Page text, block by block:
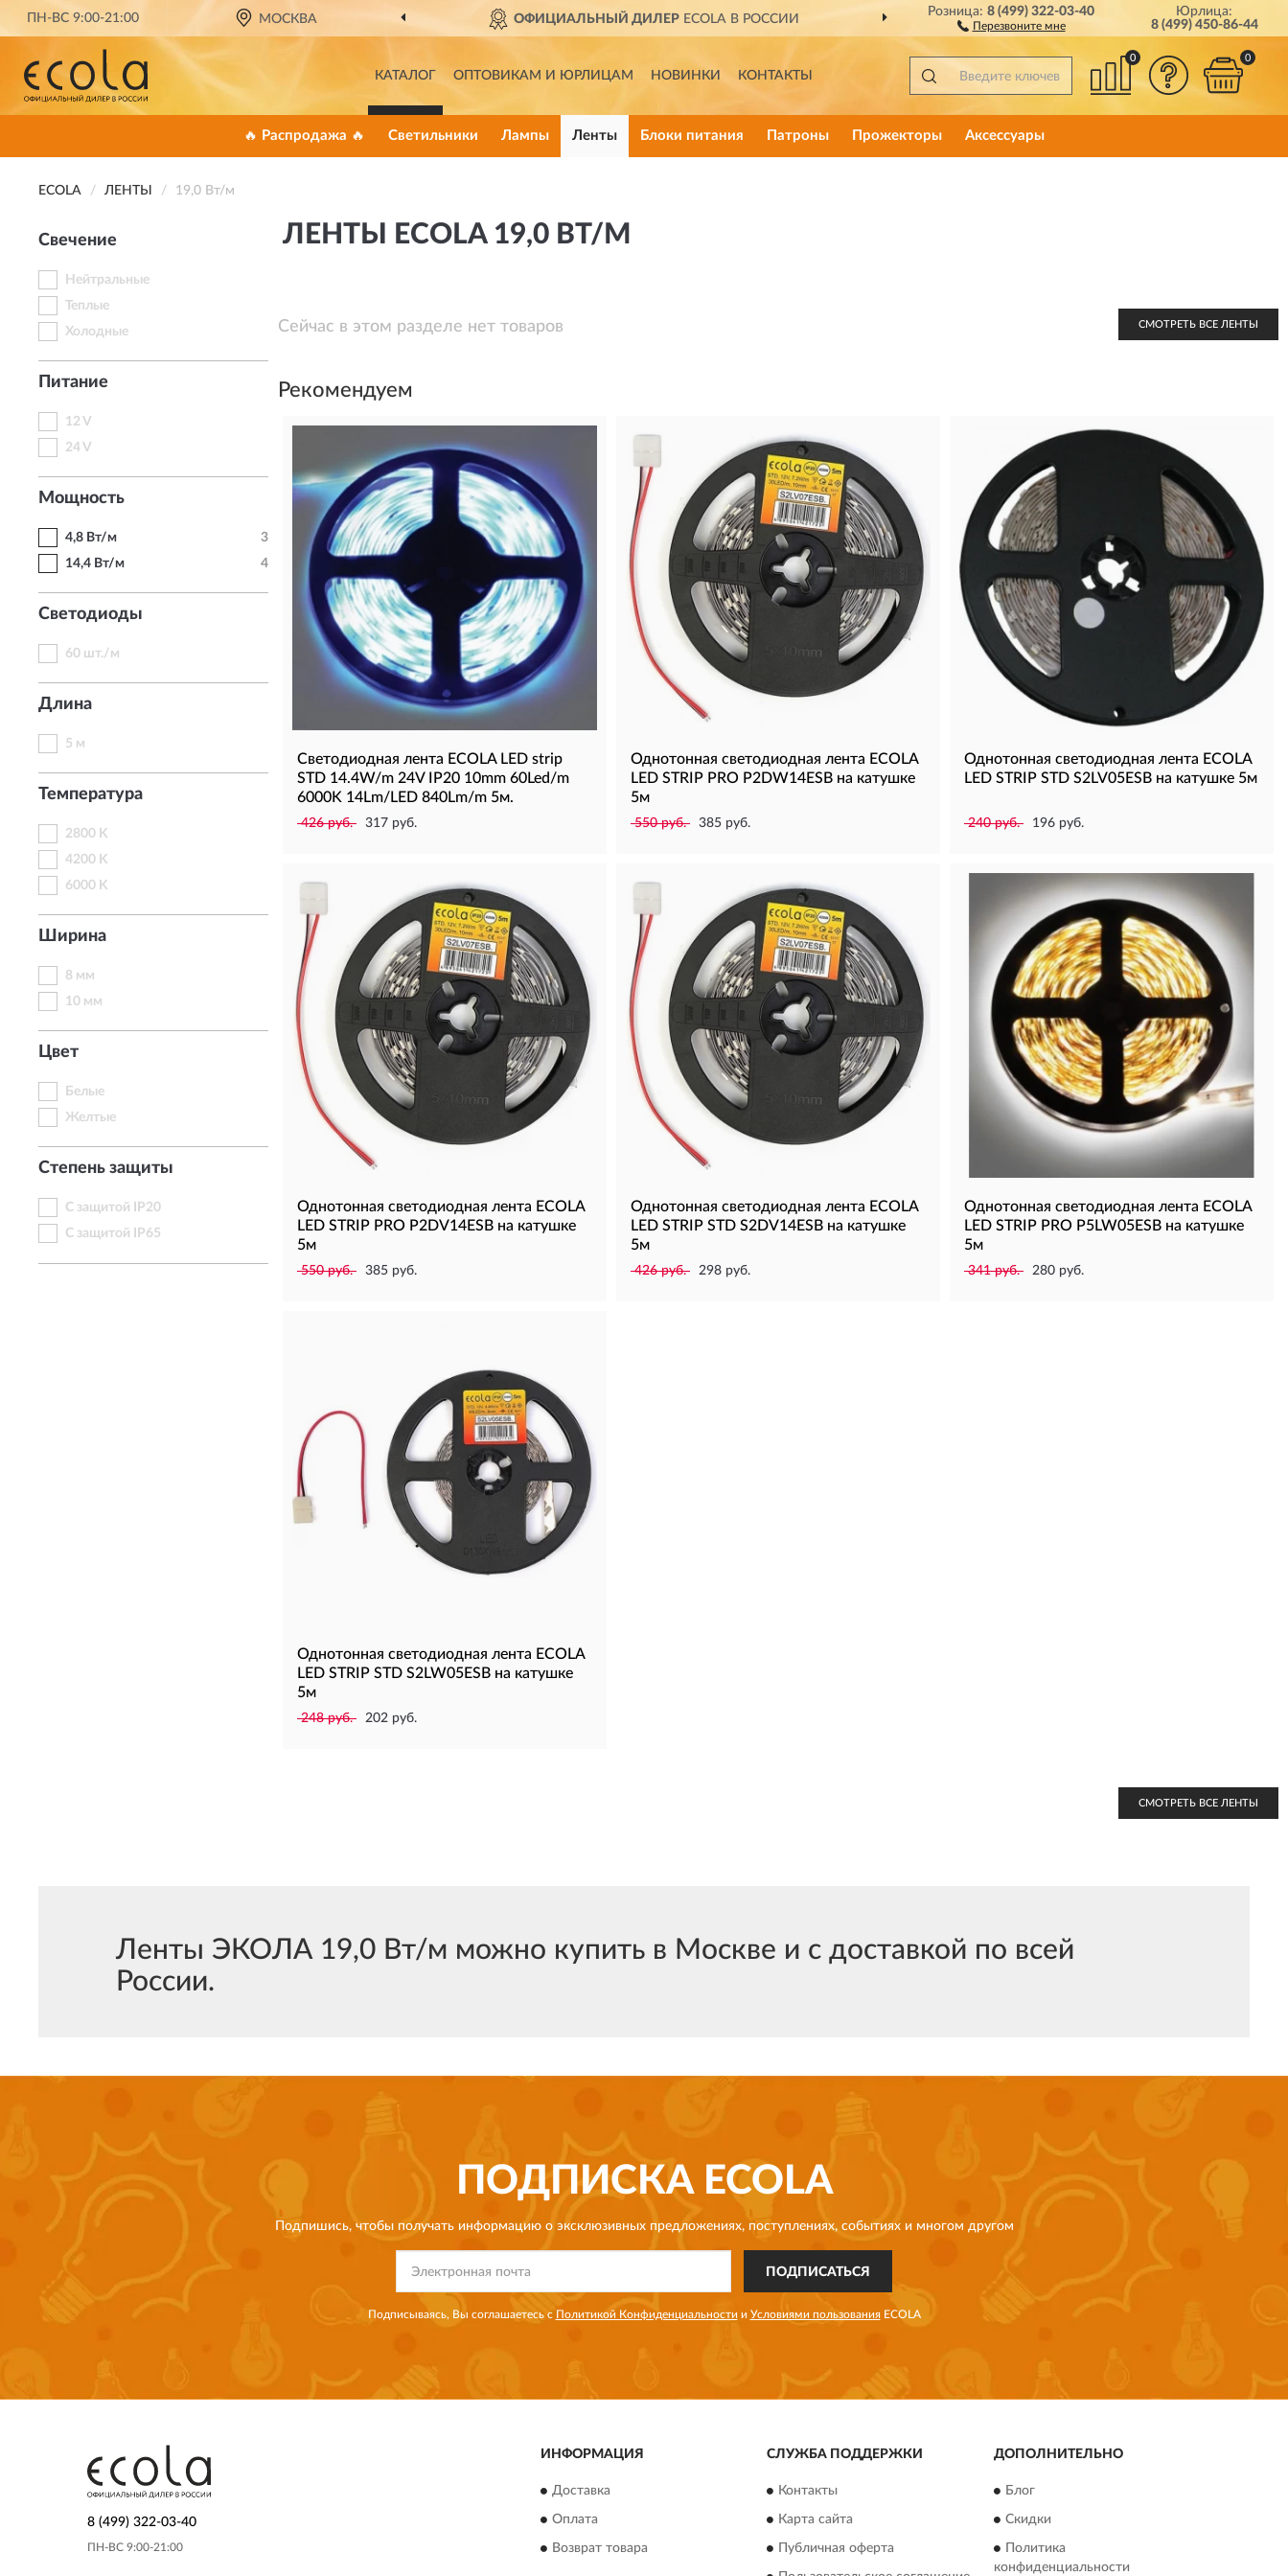
ПН-ВС 9:00-21:00 МОСКВА ОФИЦИАЛЬНЫЙ ДИЛЕРECOLA В РОССИИ ДОСТАВИМ ПО ВСЕЙ РОССИИ
Розница:8 (499) 322-03-40
Перезвоните мне
Юрлица:
8 (499) 450-86-44
КАТАЛОГ ОПТОВИКАМ И ЮРЛИЦАМ НОВИНКИ КОНТАКТЫ
0 0
🔥 Распродажа 🔥 Светильники Лампы Ленты Блоки питания Патроны Прожекторы Аксессуары
ECOLA ЛЕНТЫ 19,0 Вт/м
Свечение
Нейтральные
Теплые
Холодные
Питание
12 V
24 V
Мощность
4,8 Вт/м
3
14,4 Вт/м
4
Светодиоды
60 шт./м
Длина
5 м
Температура
2800 K
4200 K
6000 K
Ширина
8 мм
10 мм
Цвет
Белые
Желтые
Степень защиты
С защитой IP20
С защитой IP65
ЛЕНТЫ ECOLA 19,0 ВТ/М
Сейчас в этом разделе нет товаров СМОТРЕТЬ ВСЕ ЛЕНТЫ
Рекомендуем
Светодиодная лента ECOLA LED strip
STD 14.4W/m 24V IP20 10mm 60Led/m
6000K 14Lm/LED 840Lm/m 5м.
426 руб. 317 руб.
Однотонная светодиодная лента ECOLA
LED STRIP PRO P2DW14ESB на катушке
5м
550 руб. 385 руб.
Однотонная светодиодная лента ECOLA
LED STRIP STD S2LV05ESB на катушке 5м
240 руб. 196 руб.
Однотонная светодиодная лента ECOLA
LED STRIP PRO P2DV14ESB на катушке
5м
550 руб. 385 руб.
Однотонная светодиодная лента ECOLA
LED STRIP STD S2DV14ESB на катушке
5м
426 руб. 298 руб.
Однотонная светодиодная лента ECOLA
LED STRIP PRO P5LW05ESB на катушке
5м
341 руб. 280 руб.
Однотонная светодиодная лента ECOLA
LED STRIP STD S2LW05ESB на катушке
5м
248 руб. 202 руб.
СМОТРЕТЬ ВСЕ ЛЕНТЫ
Ленты ЭКОЛА 19,0 Вт/м можно купить в Москве и с доставкой по всей
России.
ПОДПИСКАECOLA
Подпишись, чтобы получать информацию о эксклюзивных предложениях,поступлениях, событиях и многом другом
ПОДПИСАТЬСЯ
Подписываясь, Вы соглашаетесь с Политикой Конфиденциальности и Условиями пользованияECOLA
8 (499) 322-03-40
ПН-ВС 9:00-21:00
ИНФОРМАЦИЯ
Доставка
Оплата
Возврат товара
СЛУЖБА ПОДДЕРЖКИ
Контакты
Карта сайта
Публичная оферта
ДОПОЛНИТЕЛЬНО
Блог
Скидки
Политика
конфиденциальности